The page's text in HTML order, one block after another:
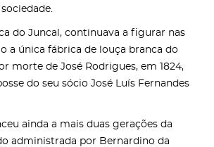
do Juncal, continuava a figurar nas
a única fábrica de louça branca do
morte de José Rodrigues, em 1824,
do seu sócio José Luís Fernandes
ainda a mais duas gerações da
administrada por Bernardino da